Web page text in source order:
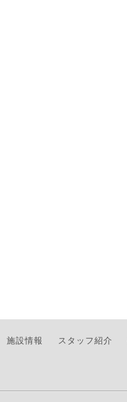
施設情報 スタッフ紹介